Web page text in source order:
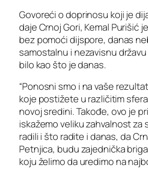
Govoreći o doprinosu koji je
daje Crnoj Gori, Kemal Purišić
bez pomoći dijspore, danas
samostalnu i nezavisnu
bilo kao što je danas.
“Ponosni smo i na vaše
koje postižete u različitim
novoj sredini. Takođe, ovo je
iskažemo veliku zahvalnost za
radili i što radite i danas, da
Petnjica, budu zajednička
koju želimo da uredimo na